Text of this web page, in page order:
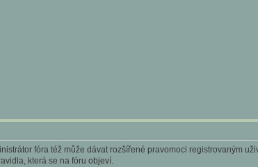
fóra též může dávat rozšířené pravomoci registrovaným
která se na fóru objeví.